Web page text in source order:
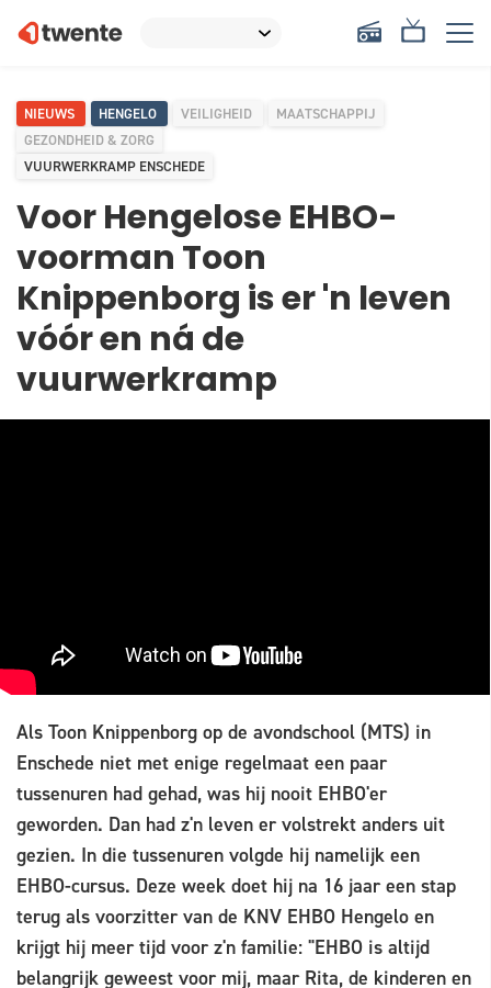
NIEUWS HENGELO VEILIGHEID
MAATSCHAPPIJ
GEZONDHEID & ZORG
VUURWERKRAMP ENSCHEDE
Voor Hengelose EHBO-
voorman Toon
Knippenborg is er 'n leven
vóór en ná de
vuurwerkramp
Als Toon Knippenborg op de avondschool (MTS) in
Enschede niet met enige regelmaat een paar
tussenuren had gehad, was hij nooit EHBO'er
geworden. Dan had z'n leven er volstrekt anders uit
gezien. In die tussenuren volgde hij namelijk een
EHBO-cursus. Deze week doet hij na 16 jaar een stap
terug als voorzitter van de KNV EHBO Hengelo en
krijgt hij meer tijd voor z'n familie: "EHBO is altijd
belangrijk geweest voor mij, maar Rita, de kinderen en